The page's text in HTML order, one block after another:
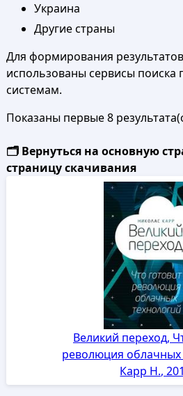
Украина
Другие страны
Для формирования
использованы сервисы поиска
системам.
Показаны первые 8
🗂️ Вернуться на основную
страницу скачивания
Великий переход,
революция облачных
Карр Н.,